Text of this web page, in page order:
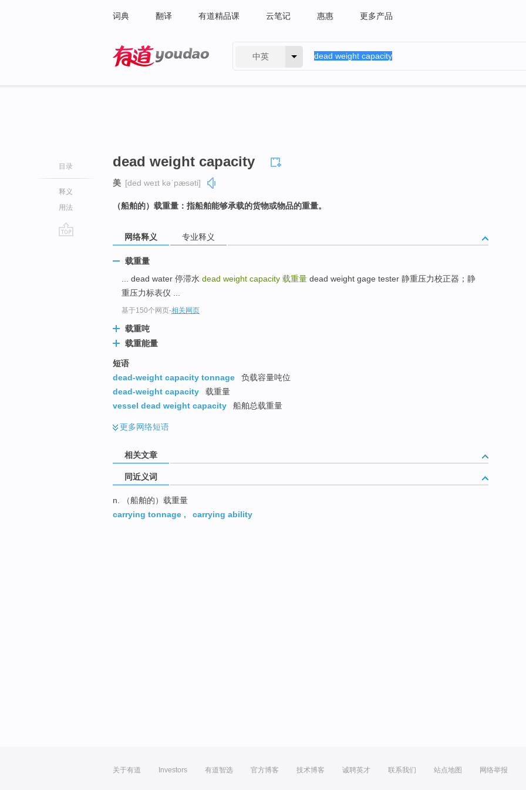
词典 翻译 有道精品课 云笔记 惠惠 更多产品
中英
目录
释义
用法
dead weight capacity
美 [ded weɪt kəˈpæsəti]
（船舶的）载重量：指船舶能够承载的货物或物品的重量。
网络释义 专业释义
载重量
... dead water 停滞水 dead weight capacity 载重量 dead weight gage tester 静重压力校正器；静
重压力标表仪 ...
基于150个网页-相关网页
载重吨
载重能量
短语
dead-weight capacity tonnage
负载容量吨位
dead-weight capacity
载重量
vessel dead weight capacity
船舶总载重量
更多网络短语
相关文章
同近义词
n. （船舶的）载重量
carrying tonnage , carrying ability
关于有道 Investors 有道智选 官方博客 技术博客 诚聘英才 联系我们 站点地图 网络举报